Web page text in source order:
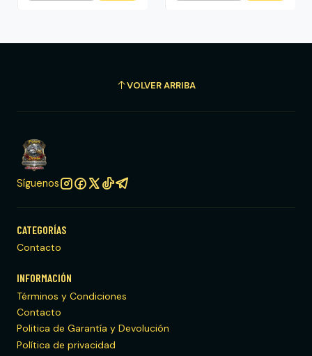
VOLVER ARRIBA
Síguenos
CATEGORÍAS
Contacto
INFORMACIÓN
Términos y Condiciones
Contacto
Politica de Garantía y Devolución
Política de privacidad